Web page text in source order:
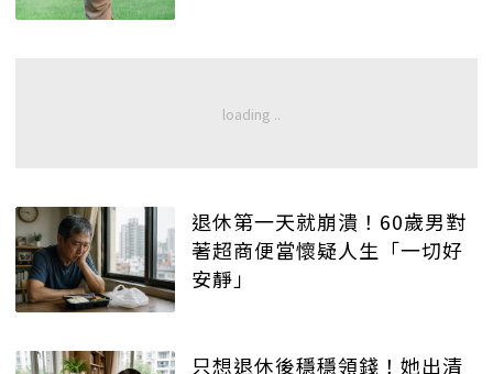
退休第一天就崩潰！60歲男對
著超商便當懷疑人生「一切好
安靜」
只想退休後穩穩領錢！她出清